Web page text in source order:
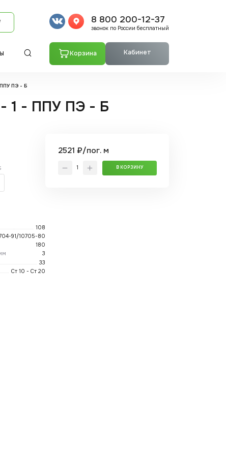
8 800 200-12-37
звонок по России бесплатный
Корзина Кабинет
ПЭ - Б
1 - ППУ ПЭ - Б
108
91/10705-80
180
3
33
Ст 10 - Ст 20
2521 ₽/пог. м
В КОРЗИНУ